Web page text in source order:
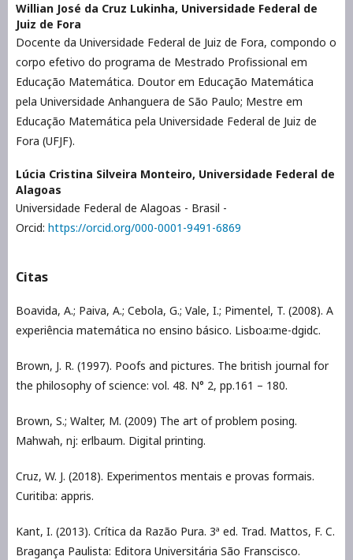
Willian José da Cruz Lukinha, Universidade Federal de
Juiz de Fora
Docente da Universidade Federal de Juiz de Fora, compondo o
corpo efetivo do programa de Mestrado Profissional em
Educação Matemática. Doutor em Educação Matemática
pela Universidade Anhanguera de São Paulo; Mestre em
Educação Matemática pela Universidade Federal de Juiz de
Fora (UFJF).
Lúcia Cristina Silveira Monteiro, Universidade Federal de
Alagoas
Universidade Federal de Alagoas - Brasil -
Orcid: https://orcid.org/000-0001-9491-6869
Citas
Boavida, A.; Paiva, A.; Cebola, G.; Vale, I.; Pimentel, T. (2008). A
experiência matemática no ensino básico. Lisboa:me-dgidc.
Brown, J. R. (1997). Poofs and pictures. The british journal for
the philosophy of science: vol. 48. N° 2, pp.161 – 180.
Brown, S.; Walter, M. (2009) The art of problem posing.
Mahwah, nj: erlbaum. Digital printing.
Cruz, W. J. (2018). Experimentos mentais e provas formais.
Curitiba: appris.
Kant, I. (2013). Crítica da Razão Pura. 3ª ed. Trad. Mattos, F. C.
Bragança Paulista: Editora Universitária São Franscisco.